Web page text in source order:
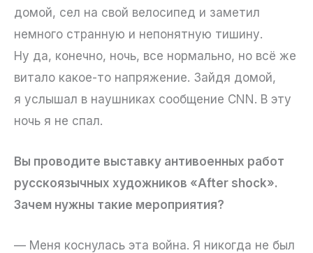
домой, сел на свой велосипед и заметил
немного странную и непонятную тишину.
Ну да, конечно, ночь, все нормально, но всё же
витало какое-то напряжение. Зайдя домой,
я услышал в наушниках сообщение CNN. В эту
ночь я не спал.
Вы проводите выставку антивоенных работ
русскоязычных художников «After shock».
Зачем нужны такие мероприятия?
— Меня коснулась эта война. Я никогда не был